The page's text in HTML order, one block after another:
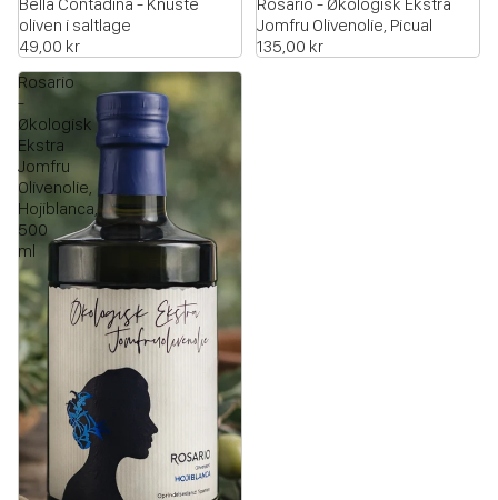
oliven i saltlage
49,00 kr
Jomfru Olivenolie, Picual
135,00 kr
Rosario
-
Økologisk
Ekstra
Jomfru
Olivenolie,
Hojiblanca,
500
ml